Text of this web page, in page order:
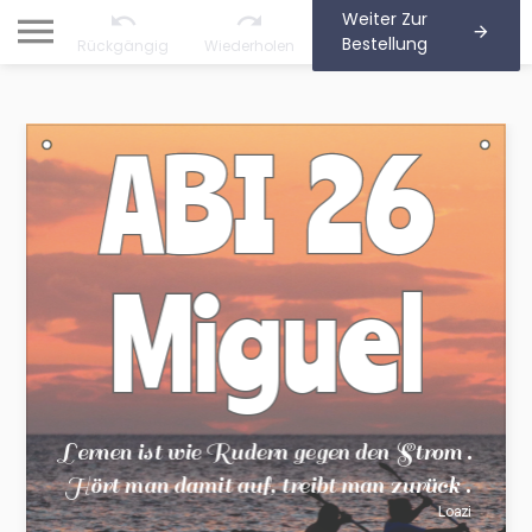
Rückgängig Wiederholen
Weiter Zur
Bestellung